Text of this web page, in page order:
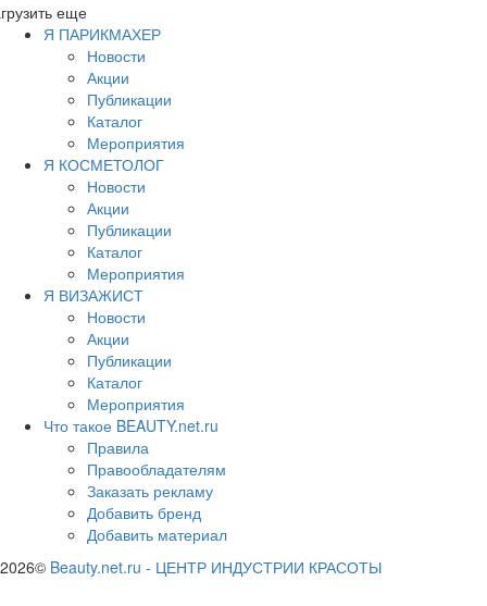
еще
Я ПАРИКМАХЕР
Новости
Акции
Публикации
Каталог
Мероприятия
Я КОСМЕТОЛОГ
Новости
Акции
Публикации
Каталог
Мероприятия
Я ВИЗАЖИСТ
Новости
Акции
Публикации
Каталог
Мероприятия
Что такое BEAUTY.net.ru
Правила
Правообладателям
Заказать рекламу
Добавить бренд
Добавить материал
2026© Beauty.net.ru - ЦЕНТР ИНДУСТРИИ КРАСОТЫ